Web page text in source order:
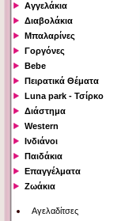
Αγγελάκια
Διαβολάκια
Μπαλαρίνες
Γοργόνες
Bebe
Πειρατικά Θέματα
Luna park - Τσίρκο
Διάστημα
Western
Ινδιάνοι
Παιδάκια
Επαγγέλματα
Ζωάκια
Αγελαδίτσες